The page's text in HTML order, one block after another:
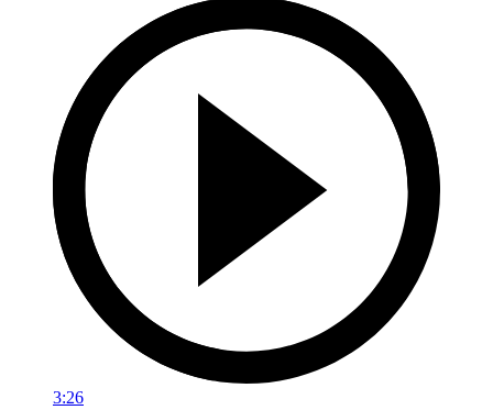
3:26